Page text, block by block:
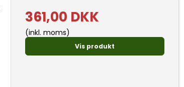
361,00 DKK
(inkl. moms)
Vis produkt